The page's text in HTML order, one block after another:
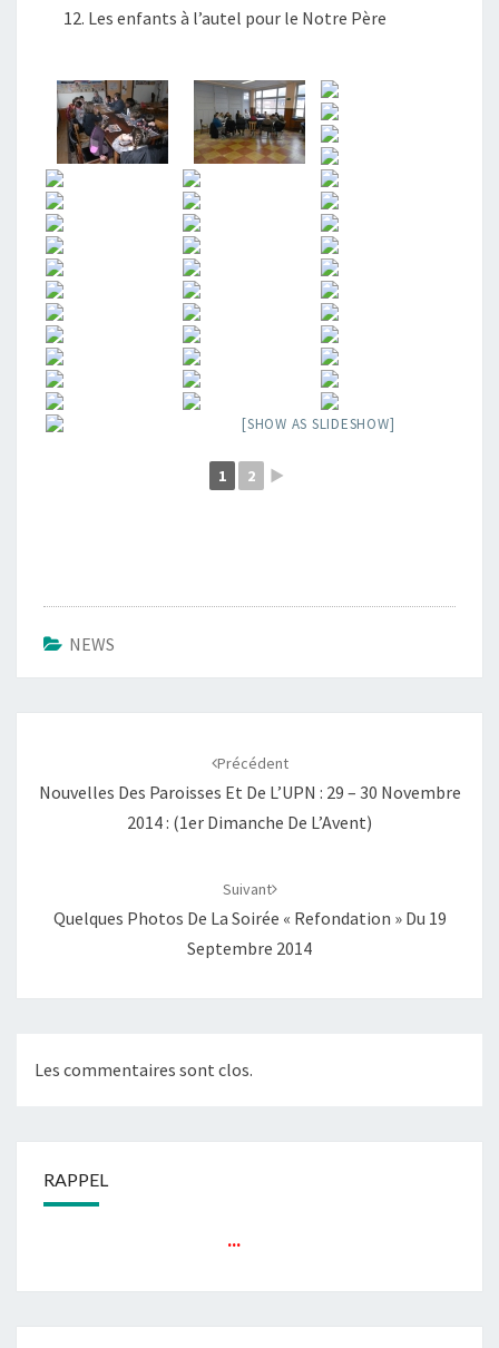
Les enfants à l’autel pour le Notre Père
[SHOW AS SLIDESHOW]
1 2 ►
NEWS
Précédent
Nouvelles Des Paroisses Et De L’UPN : 29 – 30 Novembre
2014 : (1er Dimanche De L’Avent)
Suivant
Quelques Photos De La Soirée « Refondation » Du 19
Septembre 2014
Les commentaires sont clos.
RAPPEL